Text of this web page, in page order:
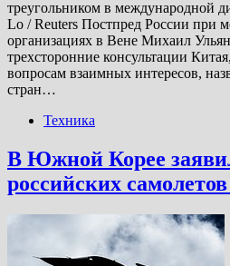
треугольником в международной
Lo / Reuters Постпред России при
организациях в Вене Михаил
трехсторонние консультации
вопросам взаимных интересов,
стран…
Техника
В Южной Корее
российских